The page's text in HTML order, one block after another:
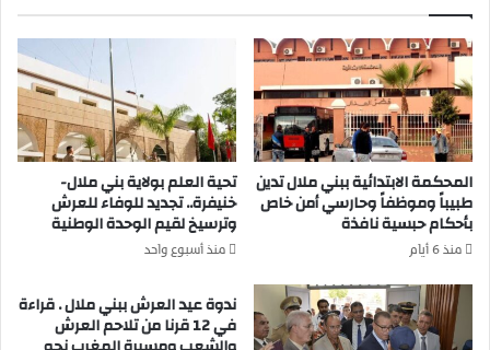
ي
ف
ر
ة
ت
ه
د
ل
ا
ي
س
ل
ي
م
د
المحكمة الابتدائية ببني ملال تدين
طبيباً وموظفاً وحارسي أمن خاص
بأحكام حبسية نافذة
منذ 6 أيام
تحية العلم بولاية بني ملال-
خنيفرة.. تجديد للوفاء للعرش
وترسيخ لقيم الوحدة الوطنية
منذ أسبوع واحد
ندوة عيد العرش ببني ملال . قراءة
في 12 قرنا من تلاحم العرش